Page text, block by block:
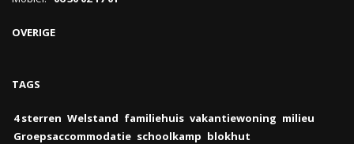
OVERIGE
TAGS
4 sterren Welstand familiehuis vakantiewoning milieu
Groepsaccommodatie schoolkamp blokhut